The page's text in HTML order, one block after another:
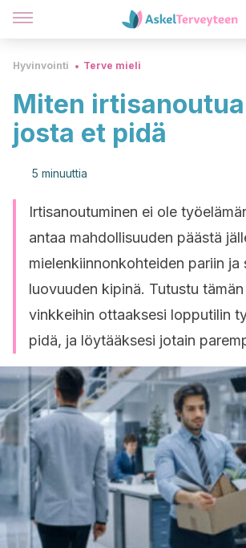
Hyvinvointi Terve mieli
Miten
josta et pidä
5 minuuttia
Irtisanoutuminen ei ole
antaa mahdollisuuden päästä
mielenkiinnonkohteiden pariin ja
luovuuden kipinä. Tutustu
vinkkeihin ottaaksesi lopputilin
pidä, ja löytääksesi jotain